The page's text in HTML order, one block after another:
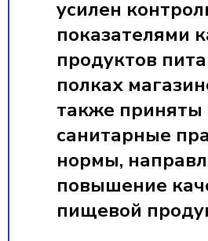
усилен
показателями
продуктов
полках
также
санитарные
нормы,
повышение
пищевой